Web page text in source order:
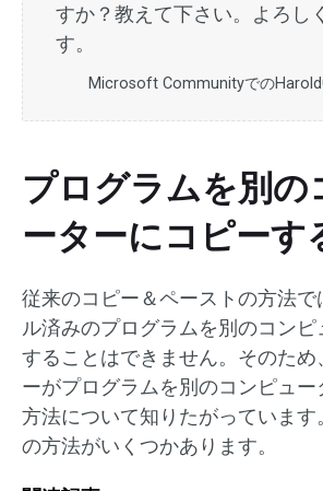
すか？教えて下さい。よろし
す。
Microsoft Communityでの
プログラムを別の
ーターにコピーす
従来のコピー＆ペーストの方法で
ル済みのプログラムを別のコンピ
することはできません。そのた
ーがプログラムを別のコンピュー
方法について知りたがっていま
の方法がいくつかあります。